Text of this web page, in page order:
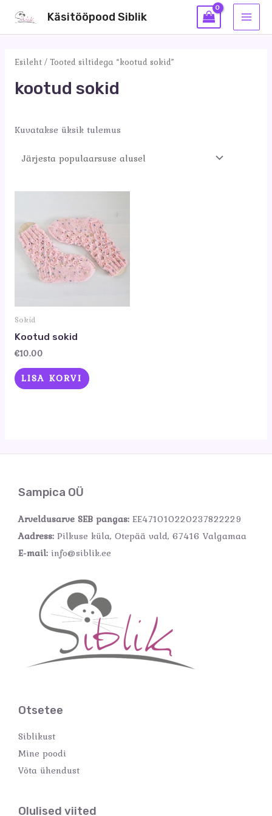
Käsitööpood Siblik
Esileht/ Tooted siltidega “kootud sokid”
kootud sokid
Kuvatakse üksik tulemus
Sokid
Kootud sokid
€10.00
LISA KORVI
Sampica OÜ
Arveldusarve SEB pangas: EE471010220237822229
Aadress: Pilkuse küla, Otepää vald, 67416 Valgamaa
E-mail: info@siblik.ee
Otsetee
Siblikust
Mine poodi
Võta ühendust
Olulised viited